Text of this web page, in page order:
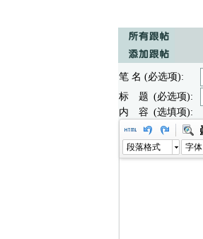
笔 名 (必选项):
标 题 (必选项):
内 容 (选填项):
段落格式 字体